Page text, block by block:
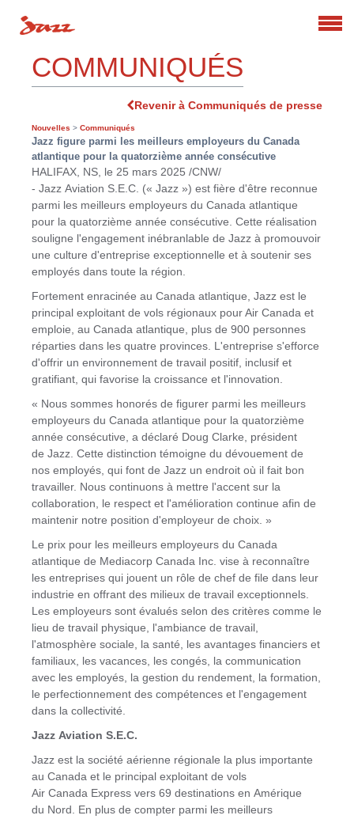
COMMUNIQUÉS
Revenir à Communiqués de presse
Nouvelles > Communiqués
Jazz figure parmi les meilleurs employeurs du Canada
atlantique pour la quatorzième année consécutive
HALIFAX, NS le 25 mars 2025 /CNW/
- Jazz Aviation S.E.C. (« Jazz ») est fière d'être reconnue
parmi les meilleurs employeurs du Canada atlantique
pour la quatorzième année consécutive. Cette réalisation
souligne l'engagement inébranlable de Jazz à promouvoir
une culture d'entreprise exceptionnelle et à soutenir ses
employés dans toute la région.
Fortement enracinée au Canada atlantique, Jazz est le
principal exploitant de vols régionaux pour Air Canada et
emploie, au Canada atlantique, plus de 900 personnes
réparties dans les quatre provinces. L'entreprise s'efforce
d'offrir un environnement de travail positif, inclusif et
gratifiant, qui favorise la croissance et l'innovation.
« Nous sommes honorés de figurer parmi les meilleurs
employeurs du Canada atlantique pour la quatorzième
année consécutive, a déclaré Doug Clarke, président
de Jazz. Cette distinction témoigne du dévouement de
nos employés, qui font de Jazz un endroit où il fait bon
travailler. Nous continuons à mettre l'accent sur la
collaboration, le respect et l'amélioration continue afin de
maintenir notre position d'employeur de choix. »
Le prix pour les meilleurs employeurs du Canada
atlantique de Mediacorp Canada Inc. vise à reconnaître
les entreprises qui jouent un rôle de chef de file dans leur
industrie en offrant des milieux de travail exceptionnels.
Les employeurs sont évalués selon des critères comme le
lieu de travail physique, l'ambiance de travail,
l'atmosphère sociale, la santé, les avantages financiers et
familiaux, les vacances, les congés, la communication
avec les employés, la gestion du rendement, la formation,
le perfectionnement des compétences et l'engagement
dans la collectivité.
Jazz Aviation S.E.C.
Jazz est la société aérienne régionale la plus importante
au Canada et le principal exploitant de vols
Air Canada Express vers 69 destinations en Amérique
du Nord. En plus de compter parmi les meilleurs